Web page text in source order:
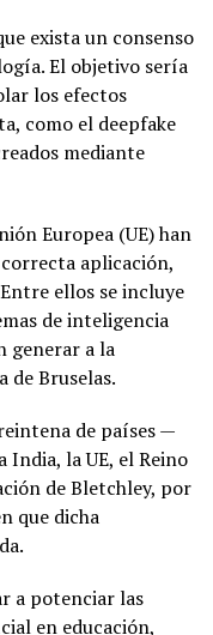
exista un consenso
El objetivo sería
los efectos
como el deepfake
mediante
Europea (UE) han
aplicación,
ellos se incluye
de inteligencia
generar a la
de Bruselas.
de países —
India, la UE, el Reino
de Bletchley, por
que dicha
a potenciar las
en educación,